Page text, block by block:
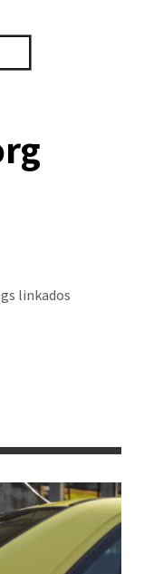
linkados